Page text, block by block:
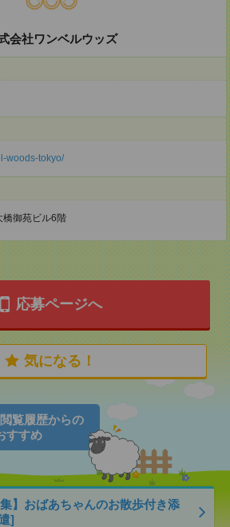
会社ワンベルウッズ
woods-tokyo/
御苑ビル6階
応募ページへ
気になる！
覧履歴からの
すすめ
集】おばあちゃんのお散歩付き添
]